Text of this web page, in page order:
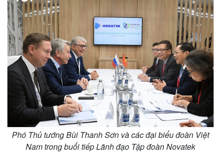
Phó Thủ tướng Bùi Thanh Sơn và các đại biểu đoàn Việt
Nam trong buổi tiếp Lãnh đạo Tập đoàn Novatek